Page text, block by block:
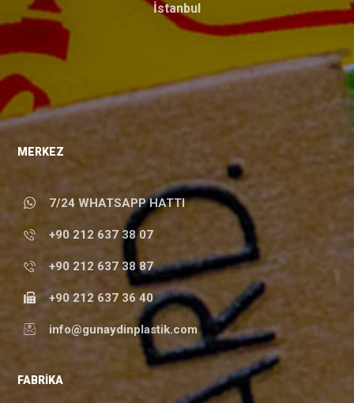
İstanbul
MERKEZ
7/24 WHATSAPP HATTI
+90 212 637 38 07
+90 212 637 38 87
+90 212 637 36 40
info@gunaydinplastik.com
FABRIKA